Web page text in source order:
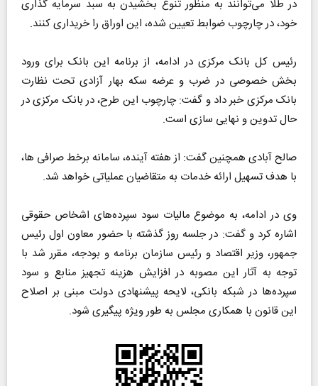
در طلا می‌توانند به منظور تنوع بخشیدن به سبد سرمایه گذاری
خود، در چارچوب ضوابط تعیین شده، این اوراق را خریداری کنند.
رئیس کل بانک مرکزی در ادامه، از برنامه این بانک برای ورود
بخش خصوصی در ضرب و عرضه سکه بهار آزادی تحت نظارت
بانک مرکزی خبر داد و گفت: چارچوب این طرح، در بانک مرکزی در
حال تدوین و نهایی سازی است.
صالح آبادی همچنین گفت: از هفته آینده، سامانه برخط صرافی ها،
با هدف تسهیل ارائه خدمات به متقاضیان عملیاتی خواهد شد.
وی در ادامه، به موضوع مالیات سود سپرده‌های اشخاص حقوقی
اشاره کرد و گفت: در جلسه روز گذشته با حضور معاون اول رئیس
جمهور، وزیر اقتصاد و رئیس سازمان برنامه و بودجه، مقرر شد با
توجه به آثار این مصوبه در افزایش هزینه تجهیز منابع و سود
سپرده‌ها در شبکه بانکی، لایحه پیشنهادی دولت مبنی بر اصلاح
این قانون با همکاری مجلس به طور ویژه پیگیری شود.